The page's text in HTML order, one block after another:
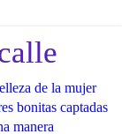
de la mujer
bonitas captadas
manera